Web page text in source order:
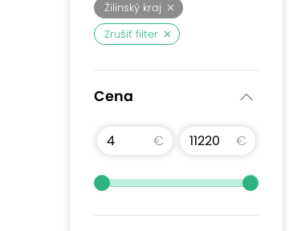
Žilinský kraj
Zrušiť filter
Cena
€ €